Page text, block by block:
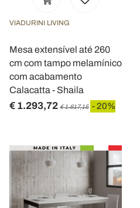
VIADURINI LIVING
Mesa extensível até 260
cm com tampo melamínico
com acabamento
Calacatta - Shaila
€ 1.293,72 € 1.617,15 - 20%